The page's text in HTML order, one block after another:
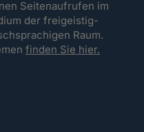
Seitenaufrufen im
der freigeistig-
Raum.
finden Sie hier.